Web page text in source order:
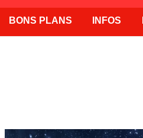
BONS PLANS INFOS